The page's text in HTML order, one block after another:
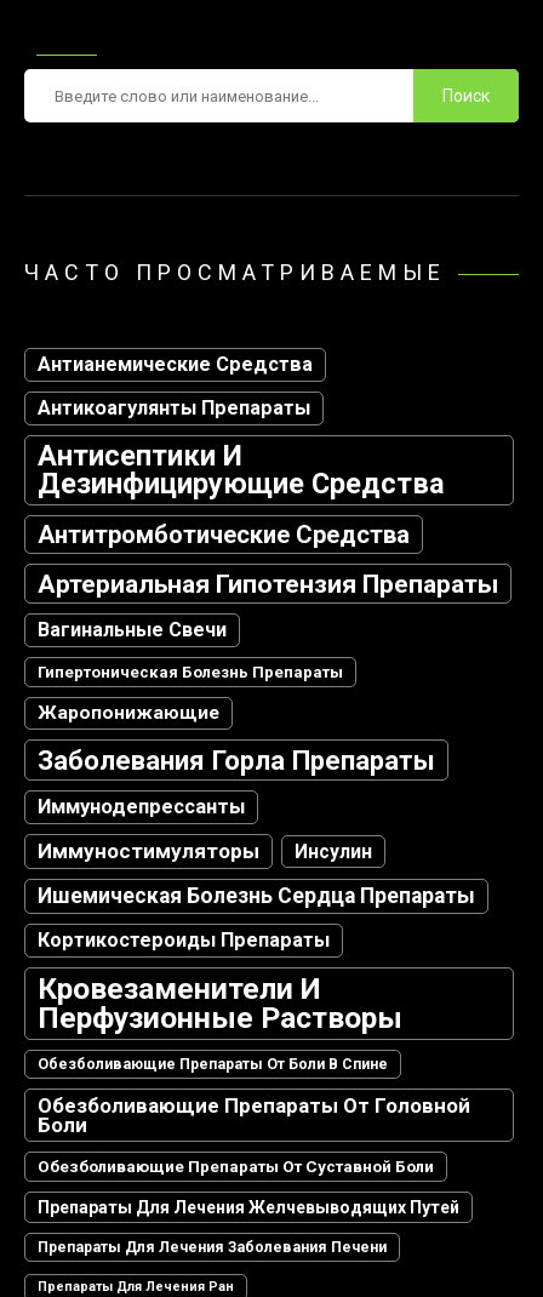
ЧАСТО ПРОСМАТРИВАЕМЫЕ
Антианемические Средства
Антикоагулянты Препараты
Антисептики И
Дезинфицирующие Средства
Антитромботические Средства
Артериальная Гипотензия Препараты
Вагинальные Свечи
Гипертоническая Болезнь Препараты
Жаропонижающие
Заболевания Горла Препараты
Иммунодепрессанты
Иммуностимуляторы Инсулин
Ишемическая Болезнь Сердца Препараты
Кортикостероиды Препараты
Кровезаменители И
Перфузионные Растворы
Обезболивающие Препараты От Боли В Спине
Обезболивающие Препараты От Головной
Боли
Обезболивающие Препараты От Суставной Боли
Препараты Для Лечения Желчевыводящих Путей
Препараты Для Лечения Заболевания Печени
Препараты Для Лечения Ран